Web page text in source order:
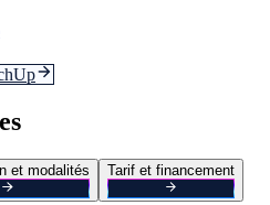
et modalités Tarif et financement